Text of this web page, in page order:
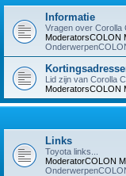
Informatie
Vragen over Corolla
ModeratorsCOLON
Lid zijn van Corolla
ModeratorsCOLON
Links
Toyota links...
ModeratorCOLON